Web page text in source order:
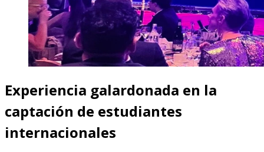
Experiencia galardonada en la
captación de estudiantes
internacionales